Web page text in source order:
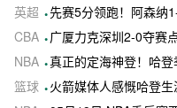
英超
先赛5分领跑！阿森纳1-0
CBA
广厦力克深圳2-0夺赛
NBA 真正的定海神登！哈登季后
篮球
火箭媒体人感慨哈登生